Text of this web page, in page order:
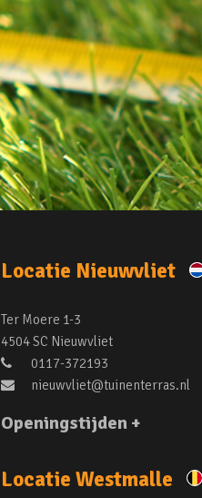
Locatie Nieuwvliet
Ter Moere 1-3
4504 SC Nieuwvliet
0117-372193
nieuwvliet@tuinenterras.nl
Openingstijden +
Locatie Westmalle